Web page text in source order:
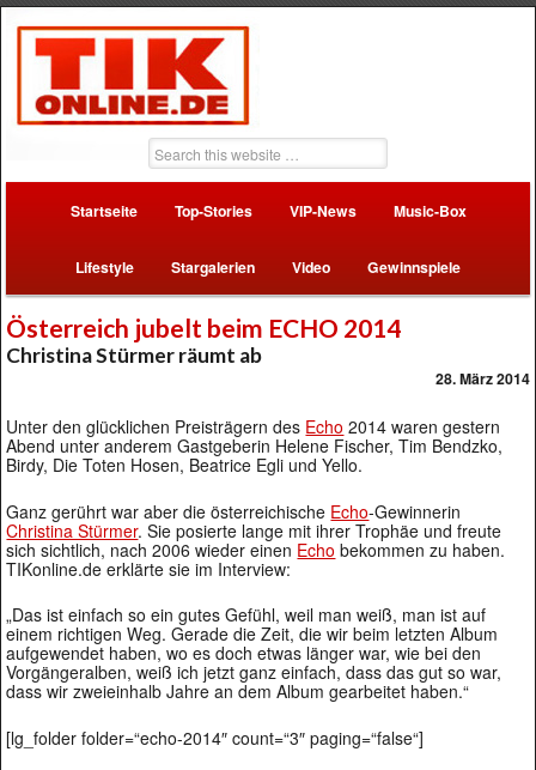
Startseite Top-Stories VIP-News Music-Box
Lifestyle Stargalerien Video Gewinnspiele
Österreich jubelt beim ECHO 2014
Christina Stürmer räumt ab
28. März 2014
Unter den glücklichen Preisträgern des Echo 2014 waren gestern
Abend unter anderem Gastgeberin Helene Fischer, Tim Bendzko,
Birdy, Die Toten Hosen, Beatrice Egli und Yello.
Ganz gerührt war aber die österreichische Echo-Gewinnerin
Christina Stürmer. Sie posierte lange mit ihrer Trophäe und freute
sich sichtlich, nach 2006 wieder einen Echo bekommen zu haben.
TIKonline.de erklärte sie im Interview:
„Das ist einfach so ein gutes Gefühl, weil man weiß, man ist auf
einem richtigen Weg. Gerade die Zeit, die wir beim letzten Album
aufgewendet haben, wo es doch etwas länger war, wie bei den
Vorgängeralben, weiß ich jetzt ganz einfach, dass das gut so war,
dass wir zweieinhalb Jahre an dem Album gearbeitet haben.“
[lg_folder folder=“echo-2014″ count=“3″ paging=“false“]